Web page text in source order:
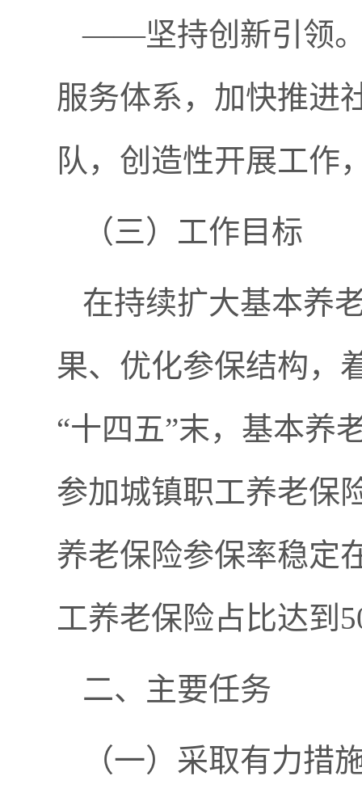
——坚持创新引领。
服务体系，加快推进
队，创造性开展工作
（三）工作目标
在持续扩大基本养
果、优化参保结构，
“十四五”末，基本养
参加城镇职工养老保
养老保险参保率稳定
工养老保险占比达到
二、主要任务
（一）采取有力措